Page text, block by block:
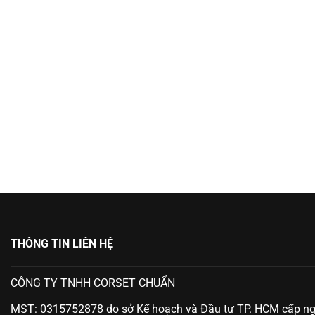
THÔNG TIN LIÊN HỆ
CÔNG TY TNHH CORSET CHUẨN
MST: 0315752878 do sở Kế hoạch và Đầu tư TP. HCM cấp